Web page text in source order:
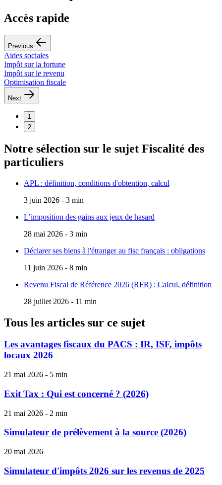
Accès rapide
Previous
Aides sociales
Impôt sur la fortune
Impôt sur le revenu
Optimisation fiscale
Next
1
2
Notre sélection sur le sujet Fiscalité des
particuliers
APL : définition, conditions d'obtention, calcul
3 juin 2026 - 3 min
L’imposition des gains aux jeux de hasard
28 mai 2026 - 3 min
Déclarer ses biens à l'étranger au fisc français : obligations
11 juin 2026 - 8 min
Revenu Fiscal de Référence 2026 (RFR) : Calcul, définition
28 juillet 2026 - 11 min
Tous les articles sur ce sujet
Les avantages fiscaux du PACS : IR, ISF, impôts
locaux 2026
21 mai 2026 - 5 min
Exit Tax : Qui est concerné ? (2026)
21 mai 2026 - 2 min
Simulateur de prélèvement à la source (2026)
20 mai 2026
Simulateur d'impôts 2026 sur les revenus de 2025